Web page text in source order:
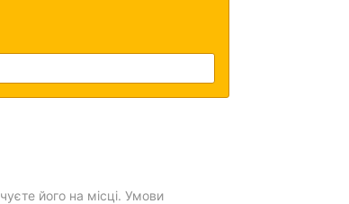
його на місці. Умови